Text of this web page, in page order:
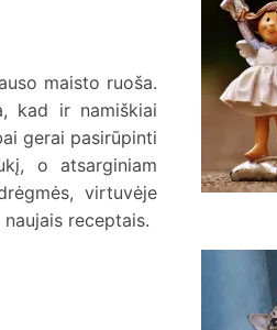
maisto ruoša.
kad ir namiškiai
gerai pasirūpinti
o atsarginiam
virtuvėje
receptais.